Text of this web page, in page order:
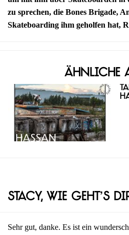
zu sprechen, die Bones Brigade,
Skateboarding ihm geholfen hat,
Ähnliche
Stacy, wie geht’s
Sehr gut, danke. Es ist ein